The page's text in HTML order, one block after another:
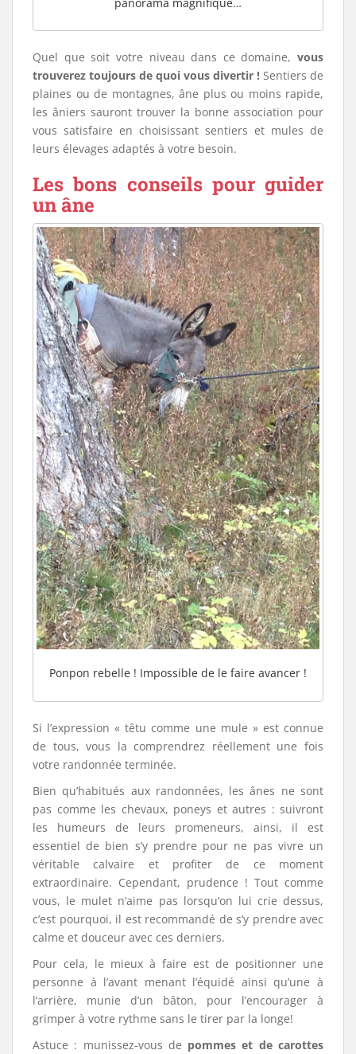
Quel que soit votre niveau dans ce domaine, vous
trouverez toujours de quoi vous divertir ! Sentiers de
plaines ou de montagnes, âne plus ou moins rapide,
les âniers sauront trouver la bonne association pour
vous satisfaire en choisissant sentiers et mules de
leurs élevages adaptés à votre besoin.
Les bons conseils pour guider
un âne
Ponpon rebelle ! Impossible de le faire avancer !
Si l’expression « têtu comme une mule » est connue
de tous, vous la comprendrez réellement une fois
votre randonnée terminée.
Bien qu’habitués aux randonnées, les ânes ne sont
pas comme les chevaux, poneys et autres : suivront
les humeurs de leurs promeneurs, ainsi, il est
essentiel de bien s’y prendre pour ne pas vivre un
véritable calvaire et profiter de ce moment
extraordinaire. Cependant, prudence ! Tout comme
vous, le mulet n’aime pas lorsqu’on lui crie dessus,
c’est pourquoi, il est recommandé de s’y prendre avec
calme et douceur avec ces derniers.
Pour cela, le mieux à faire est de positionner une
personne à l’avant menant l’équidé ainsi qu’une à
l’arrière, munie d’un bâton, pour l’encourager à
grimper à votre rythme sans le tirer par la longe!
Astuce : munissez-vous de pommes et de carottes